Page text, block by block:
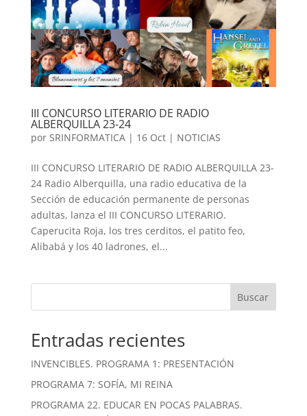
III CONCURSO LITERARIO DE RADIO
ALBERQUILLA 23-24
por SRINFORMATICA| 16 Oct| NOTICIAS
III CONCURSO LITERARIO DE RADIO ALBERQUILLA 23-
24 Radio Alberquilla, una radio educativa de la
Sección de educación permanente de personas
adultas, lanza el III CONCURSO LITERARIO.
Caperucita Roja, los tres cerditos, el patito feo,
Alibabá y los 40 ladrones, el...
Buscar
Entradas recientes
INVENCIBLES. PROGRAMA 1: PRESENTACIÓN
PROGRAMA 7: SOFÍA, MI REINA
PROGRAMA 22. EDUCAR EN POCAS PALABRAS.